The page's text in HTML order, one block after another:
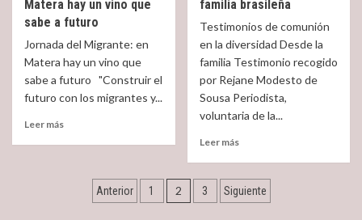
de
España?
salesiano,
y
santo.
está
prostitución
o
mala
política
migratoria?
Matera hay un vino que
sabe a futuro
Jornada del Migrante: en
Matera hay un vino que
sabe a futuro "Construir el
futuro con los migrantes y...
Leer más
Migrante:
familia brasileña
Testimonios de comunión
en la diversidad Desde la
familia Testimonio recogido
por Rejane Modesto de
Sousa Periodista,
voluntaria de la...
Leer másRead
Testimonio
de
Navegación
Anterior 1 2 3 Siguiente